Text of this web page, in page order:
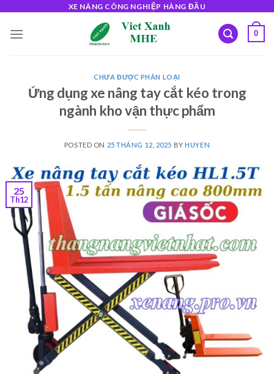
content
XE NÂNG CÔNG NGHIỆP HÀNG ĐẦU
0
CHƯA ĐƯỢC PHÂN LOẠI
Ứng dụng xe nâng tay cắt kéo trong
ngành kho vận thực phẩm
POSTED ON 25 THÁNG 12, 2025 BYHUYEN
25
Th12